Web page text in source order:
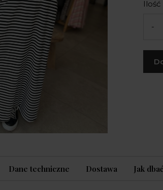
Ilość
-
Dane techniczne Dostawa Jak dbać